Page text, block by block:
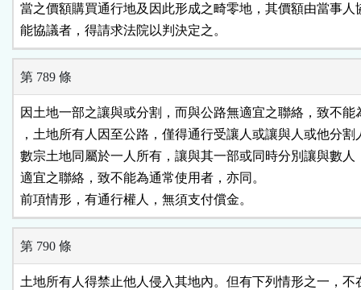
當之價額購買通行地及因此形成之畸零地，其價額由當事人
能協議者，得請求法院以判決定之。
第 789 條
因土地一部之讓與或分割，而與公路無適宜之聯絡，致不能
，土地所有人因至公路，僅得通行受讓人或讓與人或他分割
數宗土地同屬於一人所有，讓與其一部或同時分別讓與數人
適宜之聯絡，致不能為通常使用者，亦同。
前項情形，有通行權人，無須支付償金。
第 790 條
土地所有人得禁止他人侵入其地內。但有下列情形之一，不